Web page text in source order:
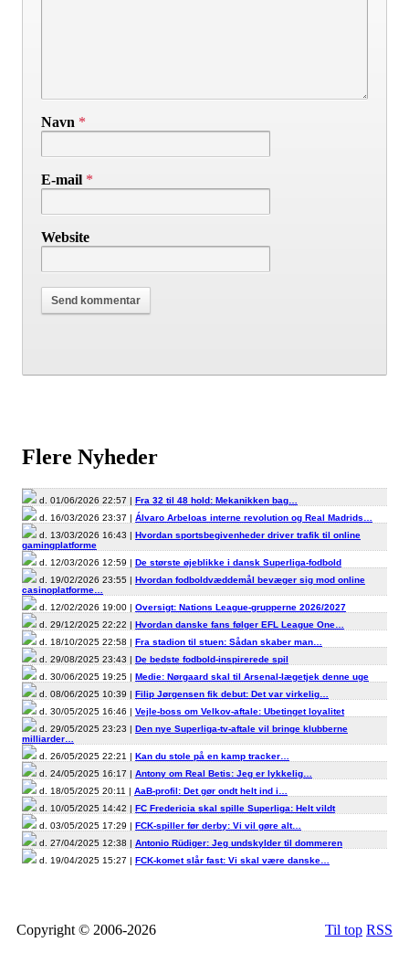
Navn *
E-mail *
Website
Flere Nyheder
d. 01/06/2026 22:57 | Fra 32 til 48 hold: Mekanikken bag…
d. 16/03/2026 23:37 | Álvaro Arbeloas interne revolution og Real Madrids…
d. 13/03/2026 16:43 | Hvordan sportsbegivenheder driver trafik til online
gamingplatforme
d. 12/03/2026 12:59 | De største øjeblikke i dansk Superliga-fodbold
d. 19/02/2026 23:55 | Hvordan fodboldvæddemål bevæger sig mod online
casinoplatforme…
d. 12/02/2026 19:00 | Oversigt: Nations League-grupperne 2026/2027
d. 29/12/2025 22:22 | Hvordan danske fans følger EFL League One…
d. 18/10/2025 22:58 | Fra stadion til stuen: Sådan skaber man…
d. 29/08/2025 23:43 | De bedste fodbold-inspirerede spil
d. 30/06/2025 19:25 | Medie: Nørgaard skal til Arsenal-lægetjek denne uge
d. 08/06/2025 10:39 | Filip Jørgensen fik debut: Det var virkelig…
d. 30/05/2025 16:46 | Vejle-boss om Velkov-aftale: Ubetinget loyalitet
d. 29/05/2025 23:23 | Den nye Superliga-tv-aftale vil bringe klubberne
milliarder…
d. 26/05/2025 22:21 | Kan du stole på en kamp tracker…
d. 24/05/2025 16:17 | Antony om Real Betis: Jeg er lykkelig…
d. 18/05/2025 20:11 | AaB-profil: Det gør ondt helt ind i…
d. 10/05/2025 14:42 | FC Fredericia skal spille Superliga: Helt vildt
d. 03/05/2025 17:29 | FCK-spiller før derby: Vi vil gøre alt…
d. 27/04/2025 12:38 | Antonio Rüdiger: Jeg undskylder til dommeren
d. 19/04/2025 15:27 | FCK-komet slår fast: Vi skal være danske…
Copyright © 2006-2026 Til top RSS